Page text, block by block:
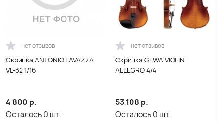
нет отзывов
Скрипка ANTONIO LAVAZZA
VL-32 1/16
4 800 р.
Осталось 0 шт.
нет отзывов
Скрипка GEWA VIOLIN
ALLEGRO 4/4
53 108 р.
Осталось 0 шт.